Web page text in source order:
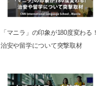
「マニラ」の印象が180度変わる！
治安や留学について突撃取材